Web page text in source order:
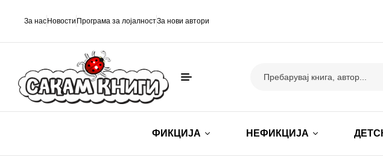
За нас Новости Програма за лојалностЗа нови автори
ФИКЦИЈА НЕФИКЦИЈА